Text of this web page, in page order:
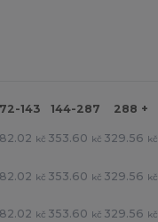
72-143 144-287 288 +
kč 353.60 kč 329.56 kč
kč 353.60 kč 329.56 kč
kč 353.60 kč 329.56 kč